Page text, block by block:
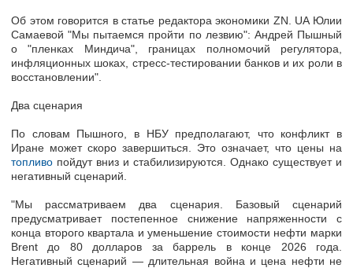
Об этом говорится в статье редактора экономики ZN. UA Юлии
Самаевой "Мы пытаемся пройти по лезвию": Андрей Пышный
о "пленках Миндича", границах полномочий регулятора,
инфляционных шоках, стресс-тестировании банков и их роли в
восстановлении".
Два сценария
По словам Пышного, в НБУ предполагают, что конфликт в
Иране может скоро завершиться. Это означает, что цены на
топливо пойдут вниз и стабилизируются. Однако существует и
негативный сценарий.
"Мы рассматриваем два сценария. Базовый сценарий
предусматривает постепенное снижение напряженности с
конца второго квартала и уменьшение стоимости нефти марки
Brent до 80 долларов за баррель в конце 2026 года.
Негативный сценарий — длительная война и цена нефти не